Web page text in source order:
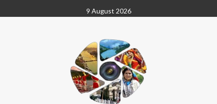
to
9 August 2026